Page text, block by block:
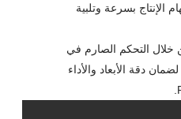
الإنتاج بسرعة وتلبية
خلال التحكم الصارم في
دقة الأبعاد والأداء